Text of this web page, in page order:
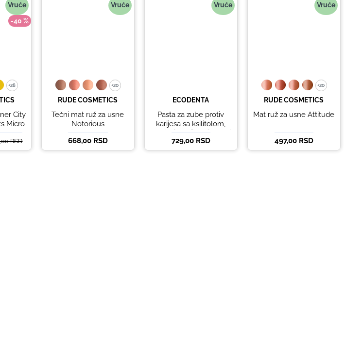
Vruće
-40 %
+28
+28
City
Micro
- It's
RSD
Vruće
+20
+20
RUDE COSMETICS
Tečni mat ruž za usne
Notorious
668,00 RSD
Vruće
ECODENTA
Pasta za zube protiv
karijesa sa ksilitolom,
eteričnim uljima limete i
listova korijandera
Ecodenta 100 ml
729,00 RSD
Vruće
+20
+20
RUDE COSMETICS
Mat ruž za usne Attitude
497,00 RSD